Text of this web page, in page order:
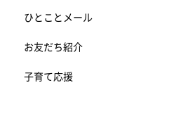
ひとことメール
お友だち紹介
子育て応援